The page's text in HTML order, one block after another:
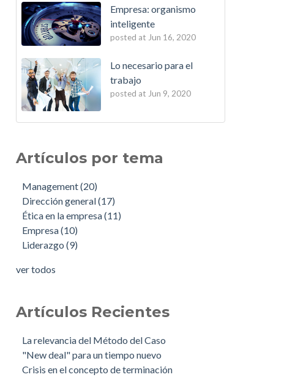
Empresa: organismo
inteligente
posted at Jun 16, 2020
Lo necesario para el
trabajo
posted at Jun 9, 2020
Artículos por tema
Management(20)
Dirección general(17)
Ética en la empresa(11)
Empresa(10)
Liderazgo(9)
ver todos
Artículos Recientes
La relevancia del Método del Caso
"New deal" para un tiempo nuevo
Crisis en el concepto de terminación